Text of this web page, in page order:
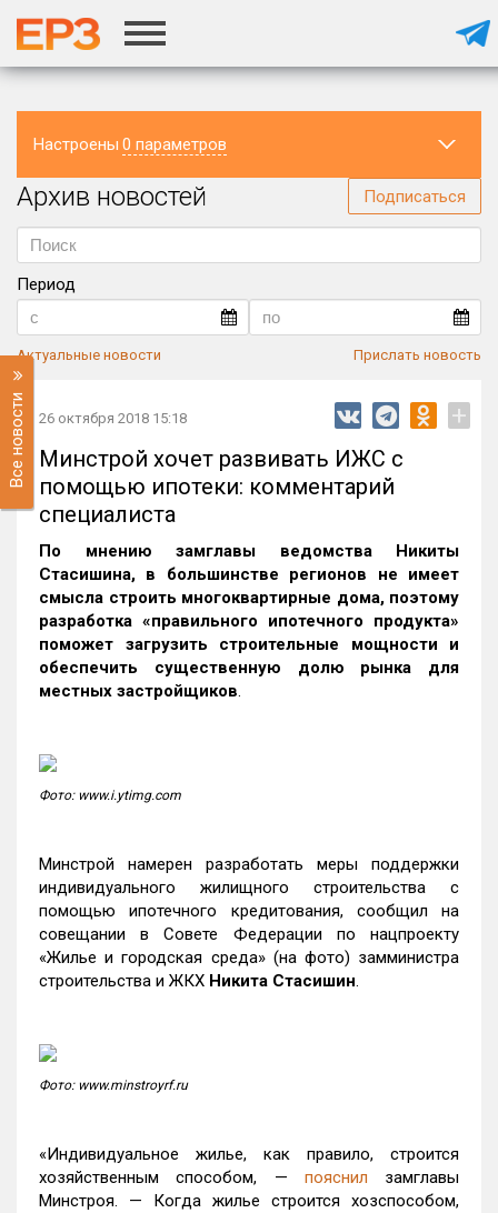
Настроены 0 параметров
Регион
Архив новостей Подписаться
Период
Актуальные новости Прислать новость
Все новости 26 октября 2018 15:18 +
Минстрой хочет развивать ИЖС с
помощью ипотеки: комментарий
специалиста
По мнению замглавы ведомства Никиты
Стасишина, в большинстве регионов не имеет
смысла строить многоквартирные дома, поэтому
разработка «правильного ипотечного продукта»
поможет загрузить строительные мощности и
обеспечить существенную долю рынка для
местных застройщиков.
Фото: www.i.ytimg.com
Минстрой намерен разработать меры поддержки
индивидуального жилищного строительства с
помощью ипотечного кредитования, сообщил на
совещании в Совете Федерации по нацпроекту
«Жилье и городская среда» (на фото) замминистра
строительства и ЖКХ Никита Стасишин.
Фото: www.minstroyrf.ru
«Индивидуальное жилье, как правило, строится
хозяйственным способом, — пояснил замглавы
Минстроя. — Когда жилье строится хозспособом,